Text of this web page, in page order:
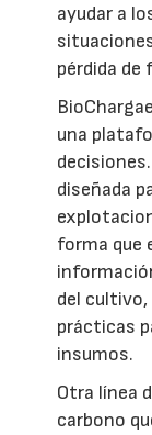
ayudar a
pérdida de
una
diseñada
forma que
del
prácticas
insumos.
Otra línea
carbono